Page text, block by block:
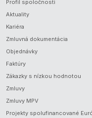
Profil spoločnosti
Aktuality
Kariéra
Zmluvná dokumentácia
Objednávky
Faktúry
Zákazky s nízkou hodnotou
Zmluvy
Zmluvy MPV
Projekty spolufinancované